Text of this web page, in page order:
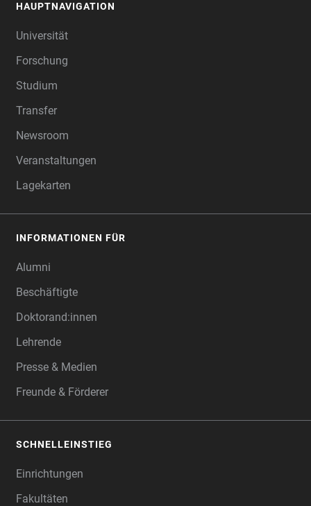
HAUPTNAVIGATION
Universität
Forschung
Studium
Transfer
Newsroom
Veranstaltungen
Lagekarten
INFORMATIONEN FÜR
Alumni
Beschäftigte
Doktorand:innen
Lehrende
Presse & Medien
Freunde & Förderer
SCHNELLEINSTIEG
Einrichtungen
Fakultäten